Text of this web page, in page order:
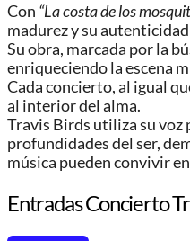
Con “La costa de los
madurez y su
Su obra, marcada por la
enriqueciendo la escena
Cada concierto, al igual
al interior del alma.
Travis Birds utiliza su voz
profundidades del ser,
música pueden convivir
Entradas Concierto